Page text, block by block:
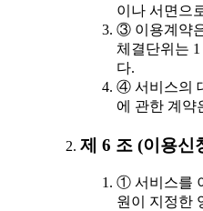
이나 서면으
③ 이용계약
체결단위는
다.
④ 서비스의
에 관한 계약
제 6 조 (이용신
① 서비스를
원이 지정한